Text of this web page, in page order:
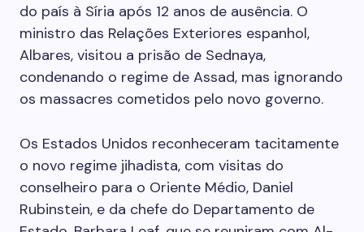
do país à Síria após 12 anos de ausência. O
ministro das Relações Exteriores espanhol,
Albares, visitou a prisão de Sednaya,
condenando o regime de Assad, mas ignorando
os massacres cometidos pelo novo governo.
Os Estados Unidos reconheceram tacitamente
o novo regime jihadista, com visitas do
conselheiro para o Oriente Médio, Daniel
Rubinstein, e da chefe do Departamento de